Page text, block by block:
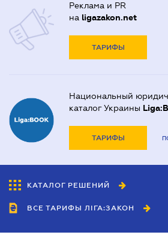
Реклама и PR
на ligazakon.net
ТАРИФЫ
Национальный
каталог Украины
ТАРИФЫ
КАТАЛОГ РЕШЕНИЙ
ВСЕ ТАРИФЫ ЛІГА:ЗАКОН